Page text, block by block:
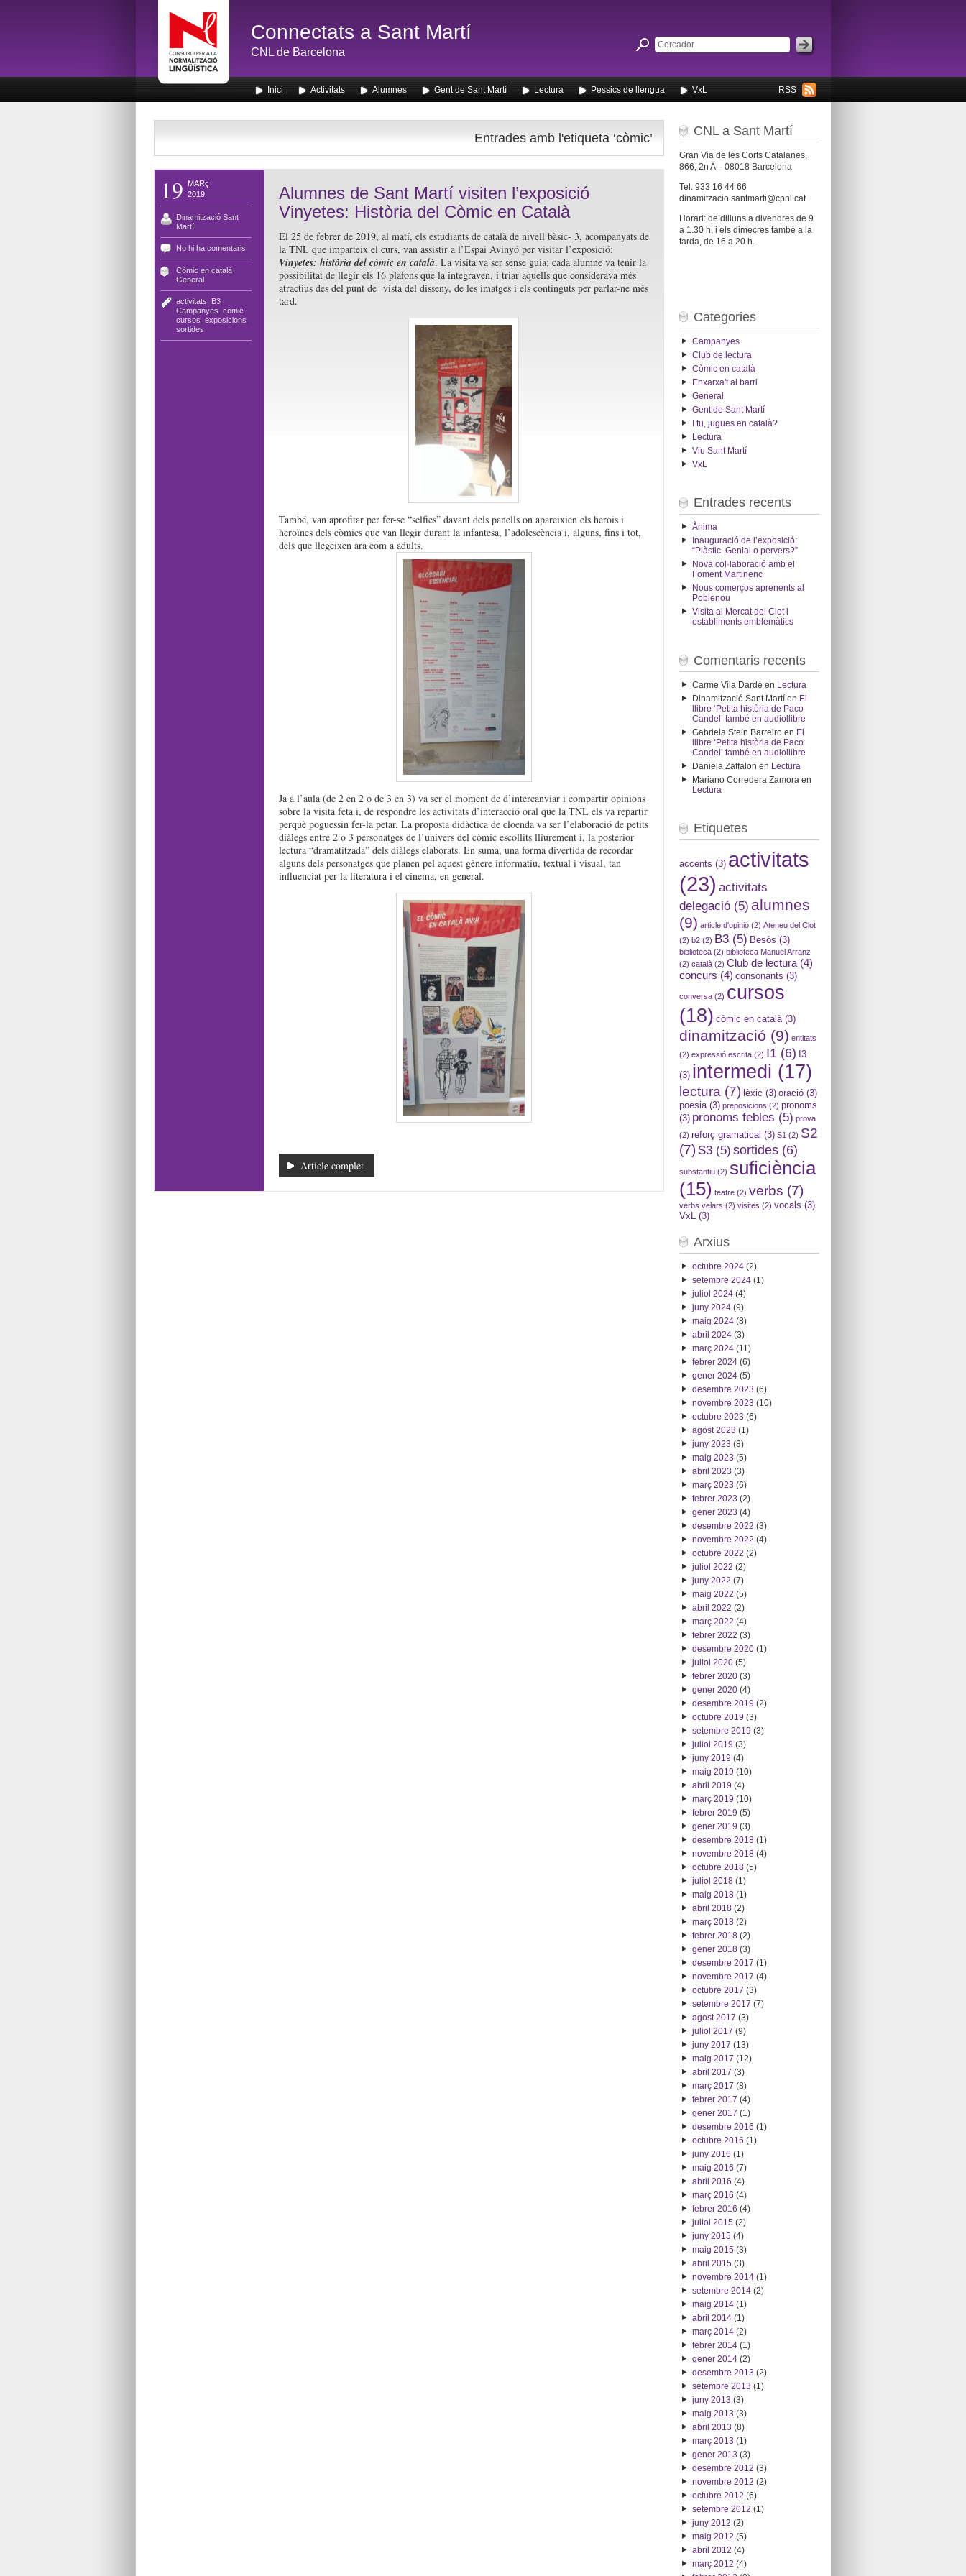
Connectats a Sant Martí
CNL de Barcelona
RSS
Inici Activitats Alumnes Gent de Sant Martí Lectura Pessics de llengua VxL
Entrades amb l'etiqueta ‘còmic’
19
MARç
2019
Dinamització Sant
Martí
No hi ha comentaris
Còmic en català,
General
activitats B3,
Campanyes còmic
cursos exposicions
sortides
Alumnes de Sant Martí visiten l’exposició
Vinyetes: Història del Còmic en Català
El 25 de febrer de 2019, al matí, els estudiants de català de nivell bàsic- 3, acompanyats de
la TNL que imparteix el curs, van assistir a l’Espai Avinyó per visitar l’exposició:
Vinyetes: història del còmic en català. La visita va ser sense guia; cada alumne va tenir la
possibilitat de llegir els 16 plafons que la integraven, i triar aquells que considerava més
atractius des del punt de vista del disseny, de les imatges i els continguts per parlar-ne més
tard.
També, van aprofitar per fer-se “selfies” davant dels panells on apareixien els herois i
heroïnes dels còmics que van llegir durant la infantesa, l’adolescència i, alguns, fins i tot,
dels que llegeixen ara com a adults.
Ja a l’aula (de 2 en 2 o de 3 en 3) va ser el moment de d’intercanviar i compartir opinions
sobre la visita feta i, de respondre les activitats d’interacció oral que la TNL els va repartir
perquè poguessin fer-la petar. La proposta didàctica de cloenda va ser l’elaboració de petits
diàlegs entre 2 o 3 personatges de l’univers del còmic escollits lliurement i, la posterior
lectura “dramatitzada” dels diàlegs elaborats. En suma, una forma divertida de recordar
alguns dels personatges que planen pel aquest gènere informatiu, textual i visual, tan
influenciat per la literatura i el cinema, en general.
Article complet
CNL a Sant Martí
Gran Via de les Corts Catalanes,
866, 2n A – 08018 Barcelona
Tel. 933 16 44 66
dinamitzacio.santmarti@cpnl.cat
Horari: de dilluns a divendres de 9
a 1.30 h, i els dimecres també a la
tarda, de 16 a 20 h.
Categories
Campanyes
Club de lectura
Còmic en català
Enxarxa't al barri
General
Gent de Sant Martí
I tu, jugues en català?
Lectura
Viu Sant Martí
VxL
Entrades recents
Ànima
Inauguració de l’exposició:
“Plàstic. Genial o pervers?”
Nova col·laboració amb el
Foment Martinenc
Nous comerços aprenents al
Poblenou
Visita al Mercat del Clot i
establiments emblemàtics
Comentaris recents
Carme Vila Dardé en Lectura
Dinamització Sant Martíen El
llibre ‘Petita història de Paco
Candel’ també en audiollibre
Gabriela Stein Barreiroen El
llibre ‘Petita història de Paco
Candel’ també en audiollibre
Daniela Zaffalon en Lectura
Mariano Corredera Zamoraen
Lectura
Etiquetes
accents (3) activitats
(23) activitats
delegació(5) alumnes
(9) article d'opinió(2) Ateneu del Clot
(2) b2(2) B3(5) Besòs (3)
biblioteca(2) biblioteca Manuel Arranz
(2) català(2) Club de lectura(4)
concurs (4) consonants (3)
conversa(2) cursos
(18) còmic en català(3)
dinamització (9) entitats
(2) expressió escrita(2) I1(6) I3
(3) intermedi (17)
lectura(7) lèxic (3) oració(3)
poesia(3) preposicions (2) pronoms
(3) pronoms febles (5) prova
(2) reforç gramatical (3) S1(2) S2
(7) S3(5) sortides(6)
substantiu(2) suficiència
(15) teatre(2) verbs (7)
verbs velars (2) visites (2) vocals (3)
VxL(3)
Arxius
octubre 2024(2)
setembre 2024(1)
juliol 2024(4)
juny 2024(9)
maig 2024(8)
abril 2024(3)
març 2024(11)
febrer 2024(6)
gener 2024(5)
desembre 2023 (6)
novembre 2023 (10)
octubre 2023 (6)
agost 2023 (1)
juny 2023 (8)
maig 2023 (5)
abril 2023 (3)
març 2023 (6)
febrer 2023 (2)
gener 2023 (4)
desembre 2022 (3)
novembre 2022 (4)
octubre 2022 (2)
juliol 2022 (2)
juny 2022 (7)
maig 2022 (5)
abril 2022 (2)
març 2022 (4)
febrer 2022 (3)
desembre 2020(1)
juliol 2020(5)
febrer 2020(3)
gener 2020(4)
desembre 2019 (2)
octubre 2019 (3)
setembre 2019 (3)
juliol 2019 (3)
juny 2019 (4)
maig 2019 (10)
abril 2019 (4)
març 2019 (10)
febrer 2019 (5)
gener 2019 (3)
desembre 2018(1)
novembre 2018(4)
octubre 2018(5)
juliol 2018(1)
maig 2018(1)
abril 2018(2)
març 2018(2)
febrer 2018(2)
gener 2018(3)
desembre 2017 (1)
novembre 2017 (4)
octubre 2017 (3)
setembre 2017 (7)
agost 2017 (3)
juliol 2017 (9)
juny 2017 (13)
maig 2017 (12)
abril 2017 (3)
març 2017 (8)
febrer 2017 (4)
gener 2017 (1)
desembre 2016 (1)
octubre 2016 (1)
juny 2016 (1)
maig 2016 (7)
abril 2016 (4)
març 2016 (4)
febrer 2016 (4)
juliol 2015 (2)
juny 2015 (4)
maig 2015 (3)
abril 2015 (3)
novembre 2014(1)
setembre 2014(2)
maig 2014(1)
abril 2014(1)
març 2014(2)
febrer 2014(1)
gener 2014(2)
desembre 2013 (2)
setembre 2013 (1)
juny 2013 (3)
maig 2013 (3)
abril 2013 (8)
març 2013 (1)
gener 2013 (3)
desembre 2012 (3)
novembre 2012 (2)
octubre 2012 (6)
setembre 2012 (1)
juny 2012 (2)
maig 2012 (5)
abril 2012 (4)
març 2012 (4)